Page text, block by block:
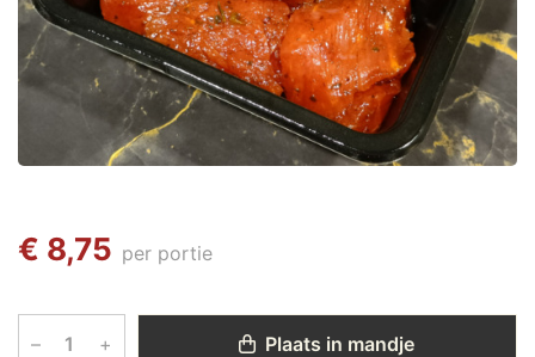
€ 8,75 per portie
– + Plaats in mandje